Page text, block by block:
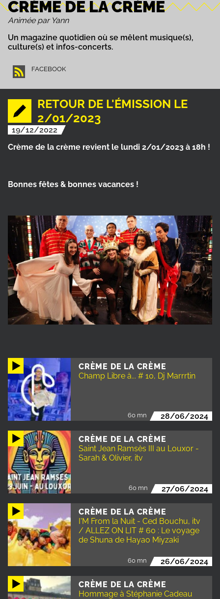
CRÈME DE LA CRÈME
Animée par Yann
Un magazine quotidien où se mêlent musique(s),
culture(s) et infos-concerts.
FACEBOOK
CRÈME DE LA CRÈME
Champ Libre à... # 10, Dj Marrrtin
60 mn 28/06/2024
CRÈME DE LA CRÈME
Saint Jean Ramsès III au Louxor -
Sarah & Olivier, itv
60 mn 27/06/2024
CRÈME DE LA CRÈME
I'M From la Nuit - Ced Bouchu, itv
/ ALLEZ ON LIT # 60 : Le voyage
de Shuna de Hayao Miyzaki
60 mn 26/06/2024
CRÈME DE LA CRÈME
Hommage à Stéphanie Cadeau
RETOUR DE L'ÉMISSION LE
2/01/2023
19/12/2022
Crème de la crème revient le lundi 2/01/2023 à 18h !
Bonnes fêtes & bonnes vacances !